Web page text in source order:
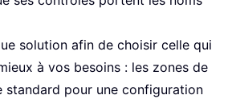
solution afin de choisir celle qui
à vos besoins : les zones de
standard pour une configuration